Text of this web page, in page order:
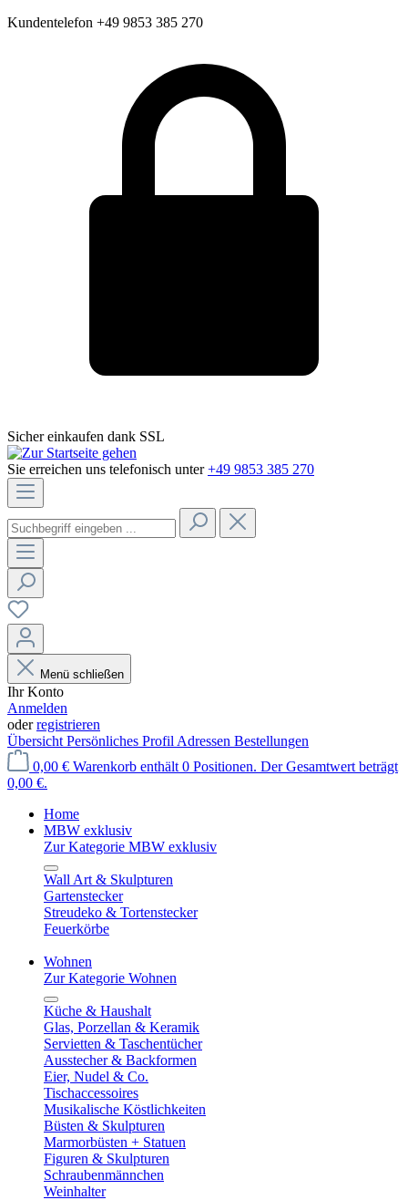
Kundentelefon +49 9853 385 270
Sicher einkaufen dank SSL
Sie erreichen uns telefonisch unter +49 9853 385 270
Menü schließen
Ihr Konto
Anmelden
oderregistrieren
Übersicht Persönliches Profil Adressen Bestellungen
0,00 € Warenkorb enthält 0 Positionen. Der Gesamtwert beträgt
0,00 €.
Home
MBW exklusiv
Zur Kategorie MBW exklusiv
Wall Art & Skulpturen
Gartenstecker
Streudeko & Tortenstecker
Feuerkörbe
Wohnen
Zur Kategorie Wohnen
Küche & Haushalt
Glas, Porzellan & Keramik
Servietten & Taschentücher
Ausstecher & Backformen
Eier, Nudel & Co.
Tischaccessoires
Musikalische Köstlichkeiten
Büsten & Skulpturen
Marmorbüsten + Statuen
Figuren & Skulpturen
Schraubenmännchen
Weinhalter